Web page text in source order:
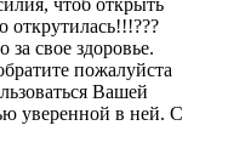
чтоб открыть
открутилась!!!???
свое здоровье.
пожалуйста
Вашей
уверенной в ней. С